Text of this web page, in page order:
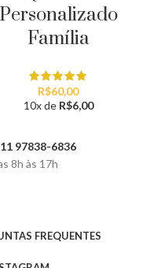
Personalizado
Família
R$60,00
10x de R$6,00
11 97838-6836
8h às 17h
FREQUENTES